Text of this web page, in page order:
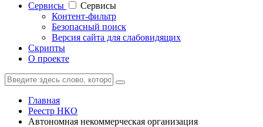
Cервисы
Cервисы
Контент-фильтр
Безопасный поиск
Версия сайта для слабовидящих
Скрипты
О проекте
Главная
Реестр НКО
Автономная некоммерческая организация